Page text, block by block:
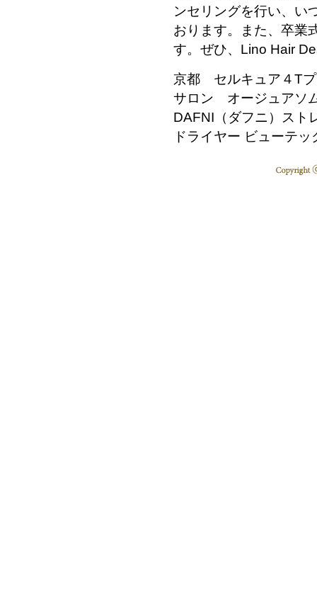
ンセリングを行い、い
おります。また、卒業
す。ぜひ、Lino Hair
京都 セルキュア４T
サロン オージュアソ
DAFNI（ダフニ）スト
ドライヤー ビューテ